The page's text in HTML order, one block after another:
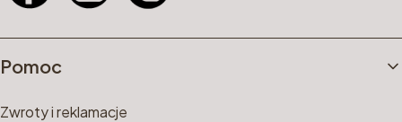
Linki w stopce
Pomoc
Zwroty i reklamacje